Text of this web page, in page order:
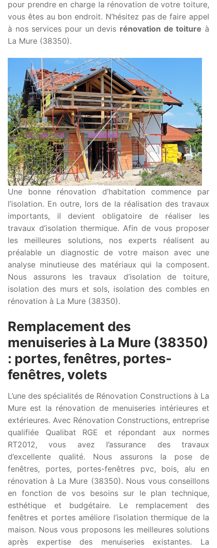
pour prendre en charge la rénovation de votre toiture,
vous êtes au bon endroit. N’hésitez pas de faire appel
à nos services pour un devis rénovation de toiture à
La Mure (38350).
Une bonne rénovation d’habitation commence par
l’isolation. En outre, lors de la réalisation des travaux
importants, il devient obligatoire de réaliser les
travaux d’isolation thermique. Afin de vous proposer
les meilleures solutions, nos experts réalisent au
préalable un diagnostic de votre maison avec une
analyse minutieuse des matériaux qui la composent.
Nous assurons les travaux d’isolation de toiture,
isolation des murs et sols, isolation des combles en
rénovation à La Mure (38350).
Remplacement des
menuiseries à La Mure (38350)
: portes, fenêtres, portes-
fenêtres, volets
L’une des spécialités de Rénovation Constructions à La
Mure est la rénovation de menuiseries intérieures et
extérieures. Avec Rénovation Constructions, entreprise
qualifiée Qualibat RGE et répondant aux normes
RT2012, vous avez l’assurance des travaux
d’excellente qualité. Nous assurons la pose de
fenêtres, portes, portes-fenêtres pvc, bois, alu en
rénovation à La Mure (38350). Nous vous conseillons
en fonction de vos besoins sur le plan technique,
esthétique et budgétaire. Le remplacement des
fenêtres et portes améliore l’isolation thermique de la
maison. Nous vous proposons les meilleures solutions
après expertise des menuiseries existantes. La